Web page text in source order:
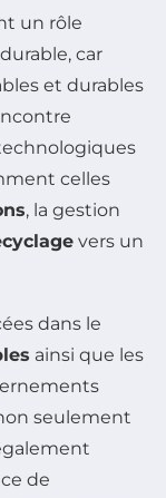
un rôle
car
et durables
celles
, la gestion
vers un
dans le
ainsi que les
seulement
de